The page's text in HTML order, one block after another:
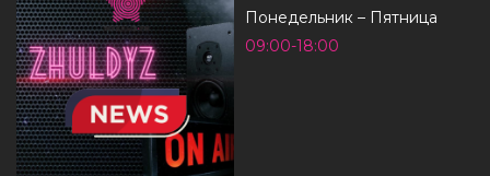
Понедельник – Пятница
09:00-18:00